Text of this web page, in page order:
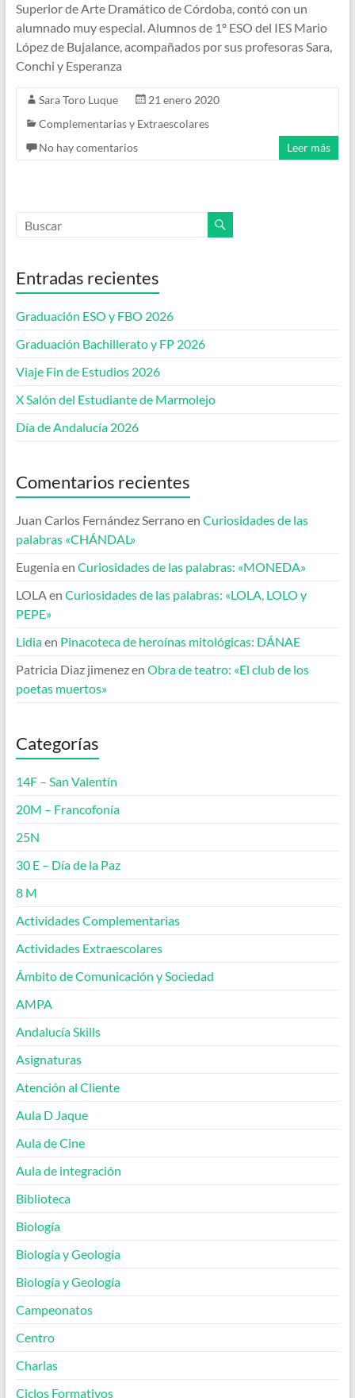
Superior de Arte Dramático de Córdoba, contó con un
alumnado muy especial. Alumnos de 1º ESO del IES Mario
López de Bujalance, acompañados por sus profesoras Sara,
Conchi y Esperanza
Sara Toro Luque
21 enero 2020
Complementarias y Extraescolares
No hay comentarios
Leer más
Entradas recientes
Graduación ESO y FBO 2026
Graduación Bachillerato y FP 2026
Viaje Fin de Estudios 2026
X Salón del Estudiante de Marmolejo
Día de Andalucía 2026
Comentarios recientes
Juan Carlos Fernández Serranoen Curiosidades de las
palabras «CHÁNDAL»
Eugenia en Curiosidades de las palabras: «MONEDA»
LOLAen Curiosidades de las palabras: «LOLA, LOLO y
PEPE»
Lidiaen Pinacoteca de heroínas mitológicas: DÁNAE
Patricia Diaz jimenezen Obra de teatro: «El club de los
poetas muertos»
Categorías
14F – San Valentín
20M – Francofonía
25N
30 E – Día de la Paz
8 M
Actividades Complementarias
Actividades Extraescolares
Ámbito de Comunicación y Sociedad
AMPA
Andalucía Skills
Asignaturas
Atención al Cliente
Aula D Jaque
Aula de Cine
Aula de integración
Biblioteca
Biología
Biología y Geología
Biología y Geología
Campeonatos
Centro
Charlas
Ciclos Formativos